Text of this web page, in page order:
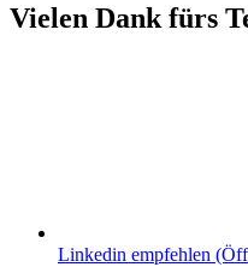
Vielen Dank fürs
Linkedin empfehlen